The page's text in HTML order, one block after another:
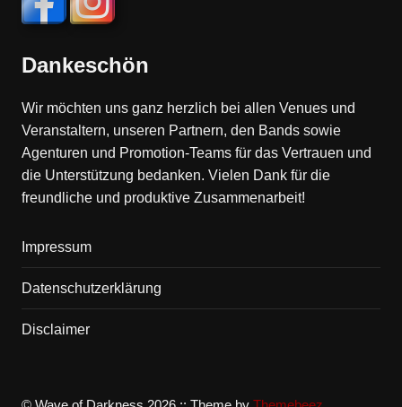
Dankeschön
Wir möchten uns ganz herzlich bei allen Venues und
Veranstaltern, unseren Partnern, den Bands sowie
Agenturen und Promotion-Teams für das Vertrauen und
die Unterstützung bedanken. Vielen Dank für die
freundliche und produktive Zusammenarbeit!
Impressum
Datenschutzerklärung
Disclaimer